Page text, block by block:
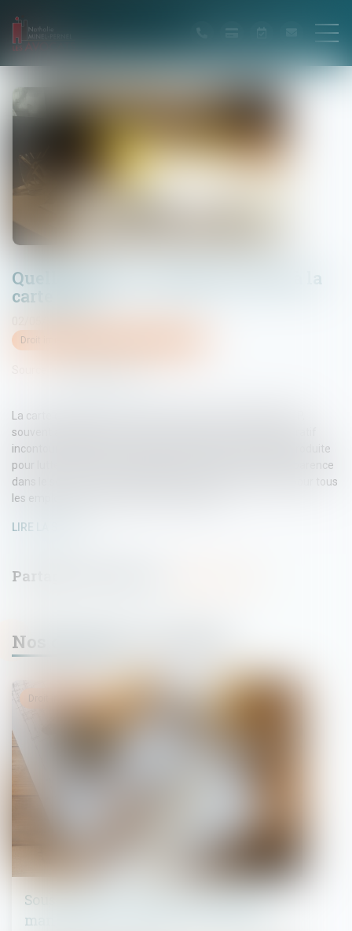
Quelles sont les obligations liées à la
carte BTP ?
Droit immobilier
La carte d’identification professionnelle d’un salarié du BTP,
souvent abrégée en carte BTP, est un document administratif
incontournable dans le secteur du bâtiment en France. Introduite
pour lutter contre le travail dissimulé et renforcer la transparence
dans le secteur, elle est aujourd’hui une obligation légale pour tous
les employés intervenant sur les chantiers...
LIRE LA SUITE
Nos dernières actualités
Sous-traitance : pas de nullité sans
manquement préalable aux garanties
Droit immobilier